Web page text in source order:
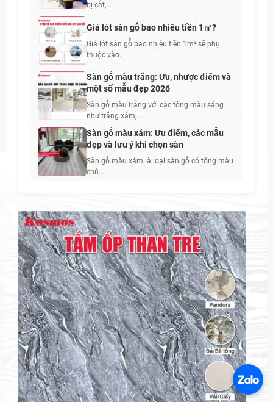
bị cắt,...
Giá lót sàn gỗ bao nhiêu tiền 1㎡?
Giá lót sàn gỗ bao nhiêu tiền 1m² sẽ phụ
thuộc vào...
Sàn gỗ màu trắng: Ưu, nhược điểm và
một số mẫu đẹp 2026
Sàn gỗ màu trắng với các tông màu sáng
như trắng xám,...
Sàn gỗ màu xám: Ưu điểm, các mẫu
đẹp và lưu ý khi chọn sàn
Sàn gỗ màu xám là loại sàn gỗ có tông màu
chủ...